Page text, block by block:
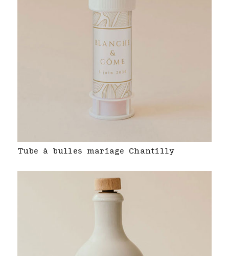
Tube à bulles mariage Chantilly